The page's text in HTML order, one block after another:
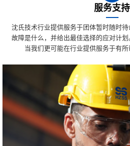
服务支持
沈氏技术行业提供服务于团体暂时随时
故障是什么，并给出最佳选择的应对计划
当我们更可能在行业提供服务于有所